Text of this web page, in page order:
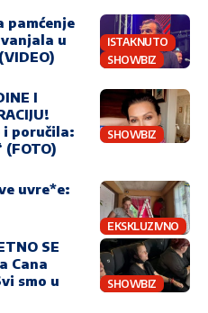
ISTAKNUTO
SHOWBIZ
pamćenje
u
SHOWBIZ
I
i poručila:
EKSKLUZIVNO
uvre*e:
SHOWBIZ
SE
Cana
smo u